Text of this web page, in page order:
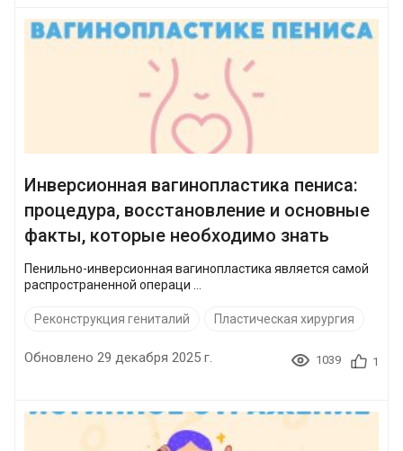
Инверсионная вагинопластика пениса:
процедура, восстановление и основные
факты, которые необходимо знать
Пенильно-инверсионная вагинопластика является самой
распространенной операци ...
Реконструкция гениталий Пластическая хирургия
Обновлено 29 декабря 2025 г. 1039 1